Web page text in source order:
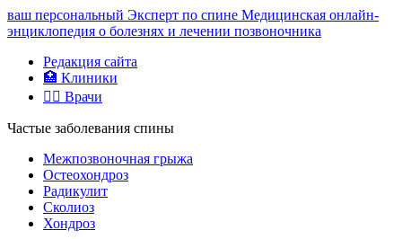
ваш персональный Эксперт по спине Медицинская онлайн-
энциклопедия о болезнях и лечении позвоночника
Редакция сайта
🏥 Клиники
👨‍⚕️ Врачи
Частые заболевания спины
Межпозвоночная грыжа
Остеохондроз
Радикулит
Сколиоз
Хондроз